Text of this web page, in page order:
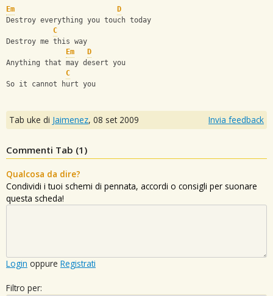
Em
D
Destroy everything you touch today
C
Destroy me this way
Em
D
Anything that may desert you
C
So it cannot hurt you
Tab uke di Jaimenez, 08 set 2009 Invia feedback
Commenti Tab (1 )
Qualcosa da dire?
Condividi i tuoi schemi di pennata, accordi o consigli per suonare
questa scheda!
Login oppure Registrati
Filtro per: